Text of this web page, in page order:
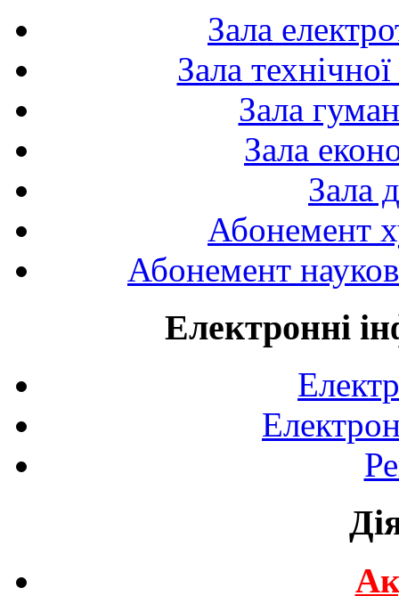
Зала
Зала
Зала
Зала
Зала
Абонемент
Абонемент
Електронні